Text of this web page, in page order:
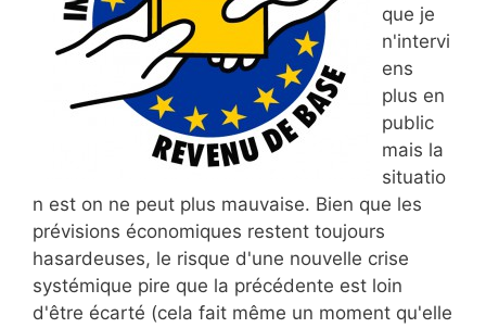
que je
n'intervi
ens
plus en
public
mais la
situatio
n est on ne peut plus mauvaise. Bien que les
prévisions économiques restent toujours
hasardeuses, le risque d'une nouvelle crise
systémique pire que la précédente est loin
d'être écarté (cela fait même un moment qu'elle